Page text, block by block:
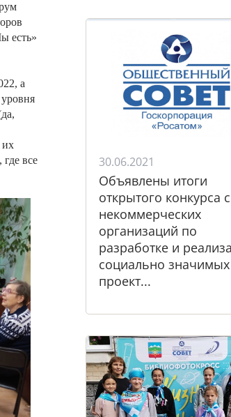
есть»
а
уровня
да,
их
, где все
30.06.2021
Объявлены итоги
открытого конкурса
некоммерческих
организаций по
разработке и
социально значимых
проект...